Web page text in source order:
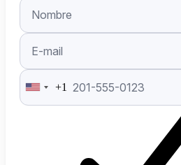
United
+1